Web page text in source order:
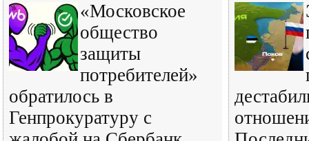
«Московское
общество
защиты
потребителей»
обратилось в
Генпрокуратуру с